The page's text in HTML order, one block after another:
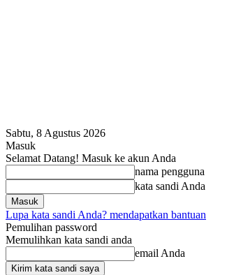
Sabtu, 8 Agustus 2026
Masuk
Selamat Datang! Masuk ke akun Anda
nama pengguna
kata sandi Anda
Lupa kata sandi Anda? mendapatkan bantuan
Pemulihan password
Memulihkan kata sandi anda
email Anda